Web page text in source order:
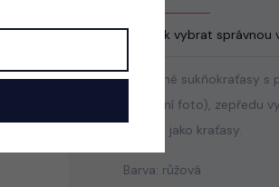
Jak vybrat správnou
Skládané sukňokraťasy s
poslední foto), zepředu
zezadu jako kraťasy.
Barva: růžová